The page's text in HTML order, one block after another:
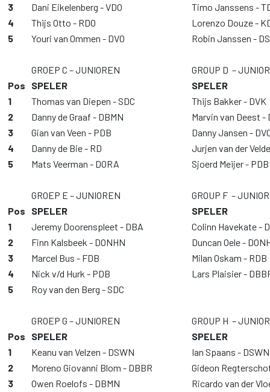
3
Dani Eikelenberg - VDO
Timo Janssens -
4
Thijs Otto - RDO
Lorenzo Douze -
5
Youri van Ommen - DVO Robin Janssen -
GROEP C – JUNIOREN
GROUP D –
Pos
SPELER
SPELER
1
Thomas van Diepen - SDC
Thijs Bakker - DVK
2
Danny de Graaf - DBMN
Marvin van Deest -
3
Gian van Veen - PDB
Danny Jansen -
4
Danny de Bie - RD
Jurjen van der
5
Mats Veerman - DORA Sjoerd Meijer - PDB
GROEP E – JUNIOREN
GROUP F –
Pos
SPELER
SPELER
1
Jeremy Doorenspleet - DBA
Colinn Havekate -
2
Finn Kalsbeek - DONHN
Duncan Oele -
3
Marcel Bus - FDB
Milan Oskam - RDB
4
Nick v/d Hurk - PDB
Lars Plaisier -
5
Roy van den Berg - SDC
GROEP G – JUNIOREN
GROUP H –
Pos
SPELER
SPELER
1
Keanu van Velzen - DSWN
Ian Spaans - DSWN
2
Moreno Giovanni Blom - DBBR
Gideon
3
Owen Roelofs - DBMN
Ricardo van der